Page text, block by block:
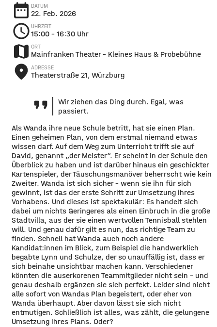
date_range DATUM
22. Feb. 2026
schedule UHRZEIT
15:00 – 16:30 Uhr
map ORT
Mainfranken Theater - Kleines Haus & Probebühne
place ADRESSE
Theaterstraße 21, Würzburg
Wir ziehen das Ding durch. Egal, was
passiert.
Als Wanda ihre neue Schule betritt, hat sie einen Plan.
Einen geheimen Plan, von dem erstmal niemand etwas
wissen darf. Auf dem Weg zum Unterricht trifft sie auf
David, genannt „der Meister“. Er scheint in der Schule den
Überblick zu haben und ist darüber hinaus ein geschickter
Kartenspieler, der Täuschungsmanöver beherrscht wie kein
Zweiter. Wanda ist sich sicher – wenn sie ihn für sich
gewinnt, ist das der erste Schritt zur Umsetzung ihres
Vorhabens. Und dieses ist spektakulär: Es handelt sich
dabei um nichts Geringeres als einen Einbruch in die große
Stadtvilla, aus der sie einen wertvollen Tennisball stehlen
will. Und genau dafür gilt es nun, das richtige Team zu
finden. Schnell hat Wanda auch noch andere
Kandidat:innen im Blick, zum Beispiel die handwerklich
begabte Lynn und Schulze, der so unauffällig ist, dass er
sich beinahe unsichtbar machen kann. Verschiedener
könnten die auserkorenen Teammitglieder nicht sein – und
genau deshalb ergänzen sie sich perfekt. Leider sind nicht
alle sofort von Wandas Plan begeistert, oder eher von
Wanda überhaupt. Aber davon lässt sie sich nicht
entmutigen. Schließlich ist alles, was zählt, die gelungene
Umsetzung ihres Plans. Oder?